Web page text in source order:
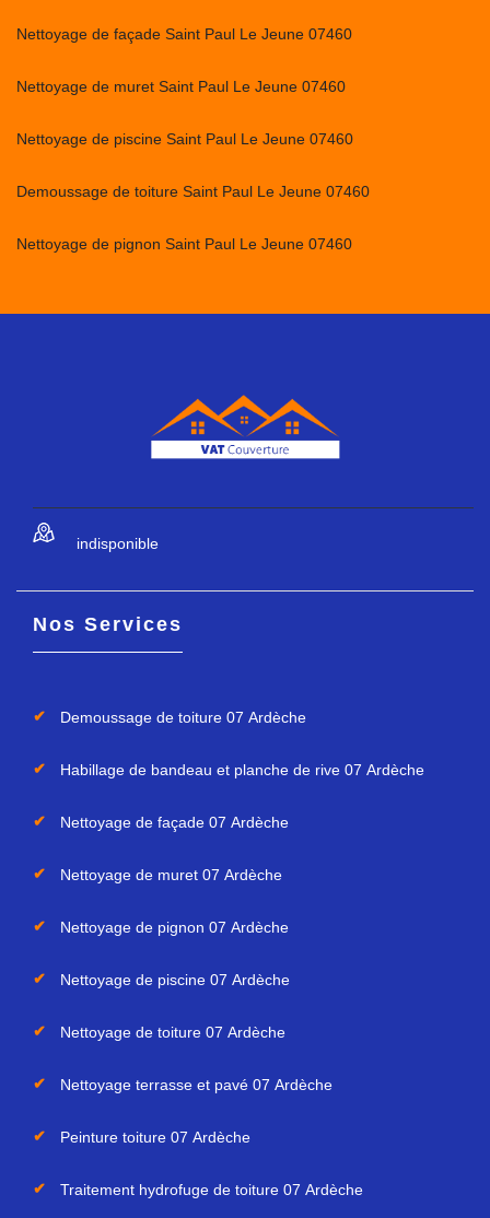
Nettoyage de façade Saint Paul Le Jeune 07460
Nettoyage de muret Saint Paul Le Jeune 07460
Nettoyage de piscine Saint Paul Le Jeune 07460
Demoussage de toiture Saint Paul Le Jeune 07460
Nettoyage de pignon Saint Paul Le Jeune 07460
indisponible
Nos Services
Demoussage de toiture 07 Ardèche
Habillage de bandeau et planche de rive 07 Ardèche
Nettoyage de façade 07 Ardèche
Nettoyage de muret 07 Ardèche
Nettoyage de pignon 07 Ardèche
Nettoyage de piscine 07 Ardèche
Nettoyage de toiture 07 Ardèche
Nettoyage terrasse et pavé 07 Ardèche
Peinture toiture 07 Ardèche
Traitement hydrofuge de toiture 07 Ardèche